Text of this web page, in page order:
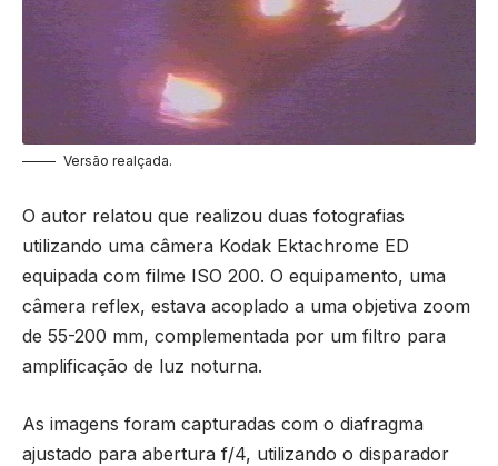
Versão realçada.
O autor relatou que realizou duas fotografias
utilizando uma câmera Kodak Ektachrome ED
equipada com filme ISO 200. O equipamento, uma
câmera reflex, estava acoplado a uma objetiva zoom
de 55-200 mm, complementada por um filtro para
amplificação de luz noturna.
As imagens foram capturadas com o diafragma
ajustado para abertura f/4, utilizando o disparador